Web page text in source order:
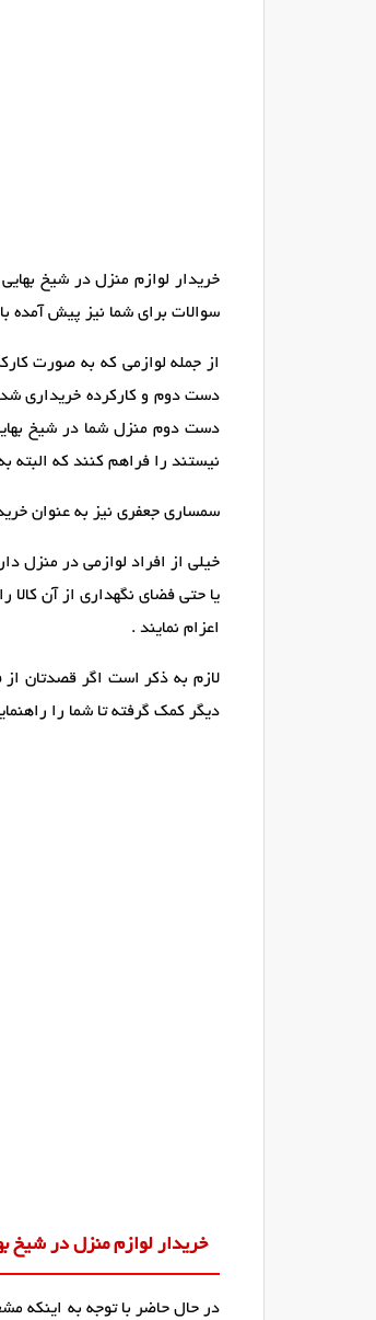
خریدار لوازم منزل در شیخ
سوالات برای شما نیز پیش آمده
از جمله لوازمی که به صورت
دست دوم و کارکرده خریداری
دست دوم منزل شما در شیخ
نیستند را فراهم کنند که
سمساری جعفری نیز به عنوان
خیلی از افراد لوازمی در منزل
یا حتی فضای نگهداری از آن
اعزام نمایند .
لازم به ذکر است اگر قصدتان از
دیگر کمک گرفته تا شما را
خریدار لوازم منزل در شیخ
در حال حاضر با توجه به اینکه